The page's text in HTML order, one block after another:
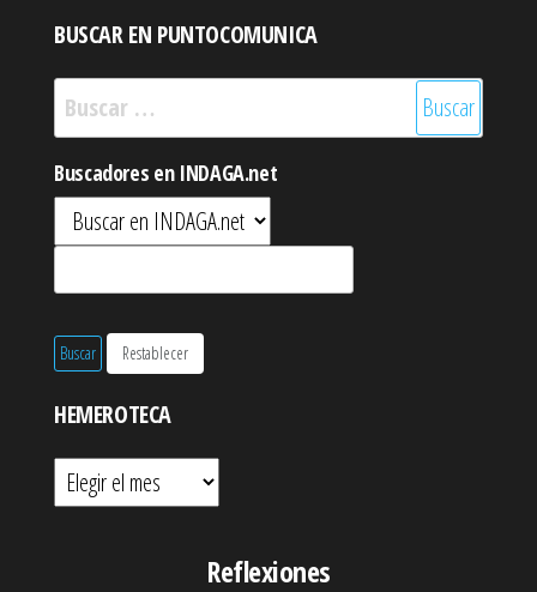
BUSCAR EN PUNTOCOMUNICA
Buscar:
Buscadores en INDAGA.net
HEMEROTECA
Hemeroteca
Reflexiones